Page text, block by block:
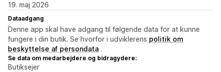
19. maj 2026
Dataadgang
Denne app skal have adgang til følgende data for at kunne
fungere i din butik. Se hvorfor i udviklerens politik om
beskyttelse af persondata .
Se data om medarbejdere og bidragydere:
Butiksejer